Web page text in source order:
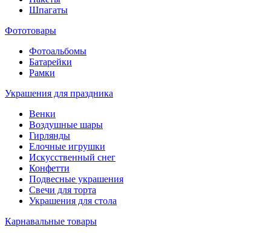
Шпагаты
Фототовары
Фотоальбомы
Батарейки
Рамки
Украшения для праздника
Венки
Воздушные шары
Гирлянды
Елочные игрушки
Искусственный снег
Конфетти
Подвесные украшения
Свечи для торта
Украшения для стола
Карнавальные товары